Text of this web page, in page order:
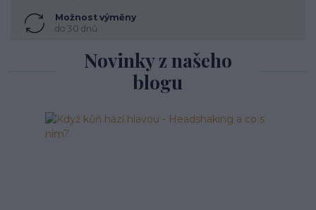
Možnost výměny
do 30 dnů
Novinky z našeho
blogu